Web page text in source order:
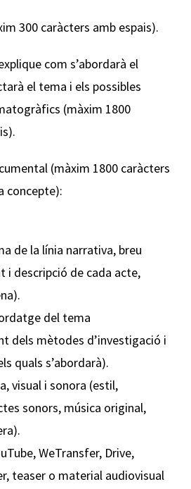
300 caràcters amb espais).
com s’abordarà el
el tema i els possibles
(màxim 1800
(màxim 1800 caràcters
concepte):
de la línia narrativa, breu
i descripció de cada acte,
del tema
dels mètodes d’investigació i
quals s’abordarà).
visual i sonora (estil,
sonors, música original,
WeTransfer, Drive,
teaser o material audiovisual